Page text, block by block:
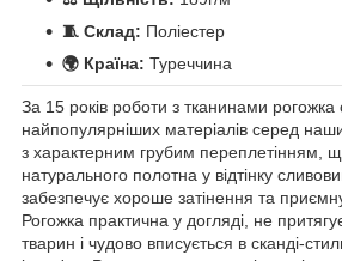
🧵 Склад: Поліестер
🌍 Країна: Туреччина
За 15 років роботи з тканинами
найпопулярніших матеріалів серед
з характерним грубим переплетінням,
натурального полотна у відтінку
забезпечує хороше затінення та
Рогожка практична у догляді, не
тварин і чудово вписується в сканді-